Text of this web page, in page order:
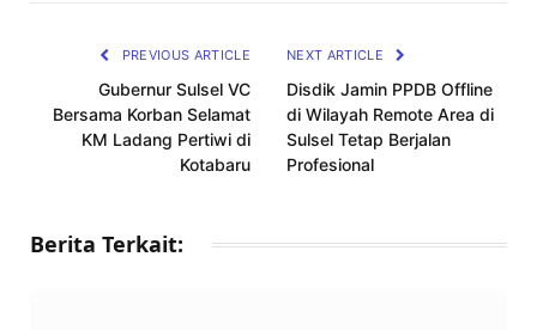
PREVIOUS ARTICLE
Gubernur Sulsel VC
Bersama Korban Selamat
KM Ladang Pertiwi di
Kotabaru
NEXT ARTICLE
Disdik Jamin PPDB Offline
di Wilayah Remote Area di
Sulsel Tetap Berjalan
Profesional
Berita Terkait: